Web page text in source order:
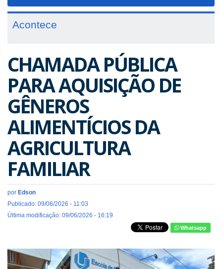
Acontece
CHAMADA PÚBLICA
PARA AQUISIÇÃO DE
GÊNEROS
ALIMENTÍCIOS DA
AGRICULTURA
FAMILIAR
por Edson
Publicado: 09/06/2026 - 11:03
Última modificação: 09/06/2026 - 16:19
Whatsapp